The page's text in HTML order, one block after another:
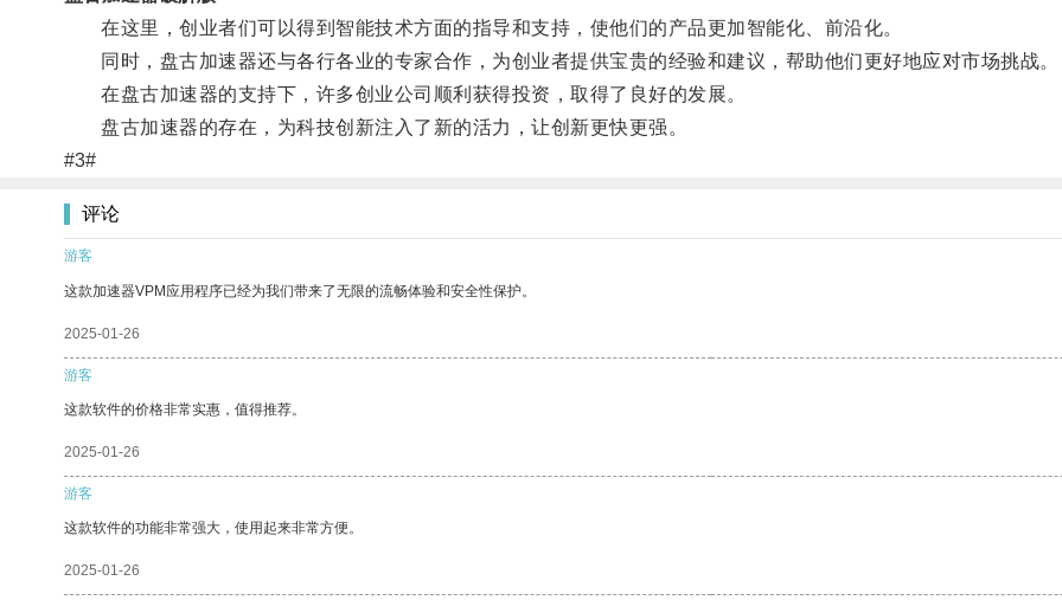
在这里，创业者们可以得到智能技术方面的指导和支持，使他们的产品更加智能化、前沿化。
同时，盘古加速器还与各行各业的专家合作，为创业者提供宝贵的经验和建议，帮助他们更好地应对市场挑战。
在盘古加速器的支持下，许多创业公司顺利获得投资，取得了良好的发展。
盘古加速器的存在，为科技创新注入了新的活力，让创新更快更强。
#3#
评论
游客
这款加速器VPM应用程序已经为我们带来了无限的流畅体验和安全性保护。
2025-01-26
游客
这款软件的价格非常实惠，值得推荐。
2025-01-26
游客
这款软件的功能非常强大，使用起来非常方便。
2025-01-26